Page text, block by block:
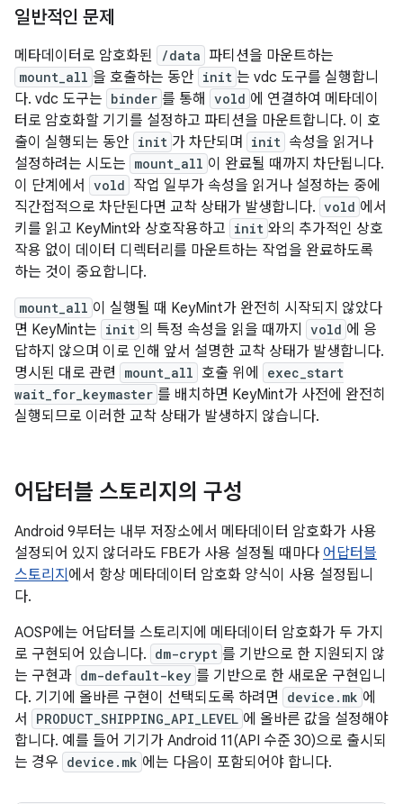
일반적인 문제
메타데이터로 암호화된 /data 파티션을 마운트하는
mount_all 을 호출하는 동안 init 는 vdc 도구를 실행합니
다. vdc 도구는 binder 를 통해 vold 에 연결하여 메타데이
터로 암호화할 기기를 설정하고 파티션을 마운트합니다. 이 호
출이 실행되는 동안 init 가 차단되며 init 속성을 읽거나
설정하려는 시도는 mount_all 이 완료될 때까지 차단됩니다.
이 단계에서
vold 작업 일부가 속성을 읽거나 설정하는 중에
직간접적으로 차단된다면 교착 상태가 발생합니다. vold 에서
키를 읽고 KeyMint와 상호작용하고 init 와의 추가적인 상호
작용 없이 데이터 디렉터리를 마운트하는 작업을 완료하도록
하는 것이 중요합니다.
mount_all 이 실행될 때 KeyMint가 완전히 시작되지 않았다
면 KeyMint는 init 의 특정 속성을 읽을 때까지 vold 에 응
답하지 않으며 이로 인해 앞서 설명한 교착 상태가 발생합니다.
명시된 대로 관련
mount_all 호출 위에
exec_start
wait_for_keymaster 를 배치하면 KeyMint가 사전에 완전히
실행되므로 이러한 교착 상태가 발생하지 않습니다.
어답터블 스토리지의 구성
Android 9부터는 내부 저장소에서 메타데이터 암호화가 사용
설정되어 있지 않더라도 FBE가 사용 설정될 때마다 어답터블
스토리지 에서 항상 메타데이터 암호화 양식이 사용 설정됩니
다.
AOSP에는 어답터블 스토리지에 메타데이터 암호화가 두 가지
로 구현되어 있습니다. dm-crypt 를 기반으로 한 지원되지 않
는 구현과 dm-default-key 를 기반으로 한 새로운 구현입니
다. 기기에 올바른 구현이 선택되도록 하려면
device.mk 에
서
PRODUCT_SHIPPING_API_LEVEL 에 올바른 값을 설정해야
합니다. 예를 들어 기기가 Android 11(API 수준 30)으로 출시되
는 경우 device.mk 에는 다음이 포함되어야 합니다.